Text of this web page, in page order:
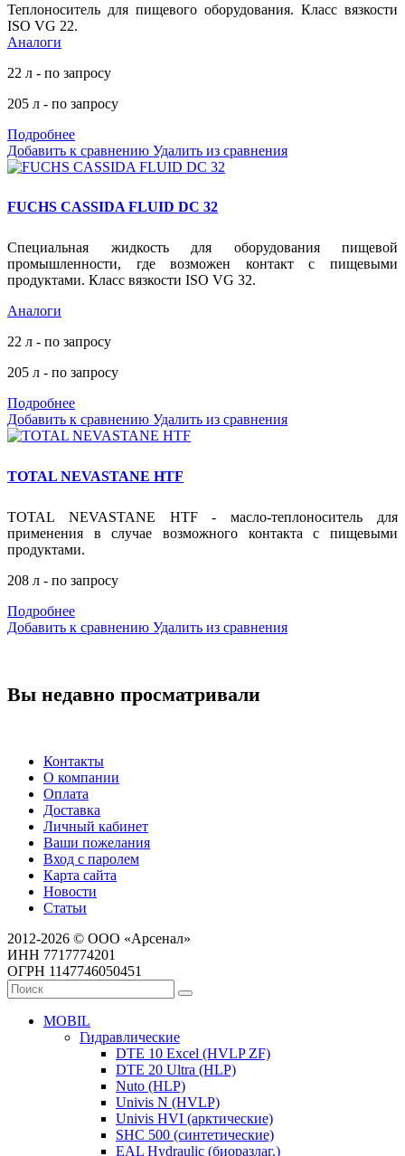
Теплоноситель для пищевого оборудования. Класс вязкости
ISO VG 22.
Аналоги
22 л - по запросу
205 л - по запросу
Подробнее
Добавить к сравнению Удалить из сравнения
FUCHS CASSIDA FLUID DC 32
Специальная жидкость для оборудования пищевой
промышленности, где возможен контакт с пищевыми
продуктами. Класс вязкости ISO VG 32.
Аналоги
22 л - по запросу
205 л - по запросу
Подробнее
Добавить к сравнению Удалить из сравнения
TOTAL NEVASTANE HTF
TOTAL NEVASTANE HTF - масло-теплоноситель для
применения в случае возможного контакта с пищевыми
продуктами.
208 л - по запросу
Подробнее
Добавить к сравнению Удалить из сравнения
Вы недавно просматривали
Контакты
О компании
Оплата
Доставка
Личный кабинет
Ваши пожелания
Вход с паролем
Карта сайта
Новости
Статьи
2012-2026 © ООО «Арсенал»
ИНН 7717774201
ОГРН 1147746050451
MOBIL
Гидравлические
DTE 10 Excel (HVLP ZF)
DTE 20 Ultra (HLP)
Nuto (HLP)
Univis N (HVLP)
Univis HVI (арктические)
SHC 500 (синтетические)
EAL Hydraulic (биоразлаг.)